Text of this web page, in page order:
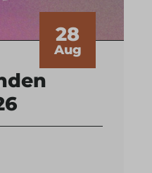
28
Aug